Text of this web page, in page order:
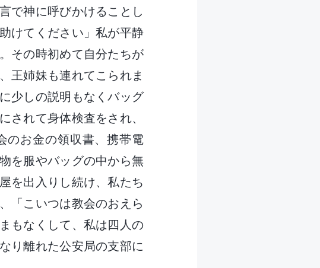
で神に呼びかけることし
けてください」私が平静
その時初めて自分たちが
王姉妹も連れてこられま
少しの説明もなくバッグ
されて身体検査をされ、
のお金の領収書、携帯電
を服やバッグの中から無
を出入りし続け、私たち
「こいつは教会のおえら
もなくして、私は四人の
り離れた公安局の支部に